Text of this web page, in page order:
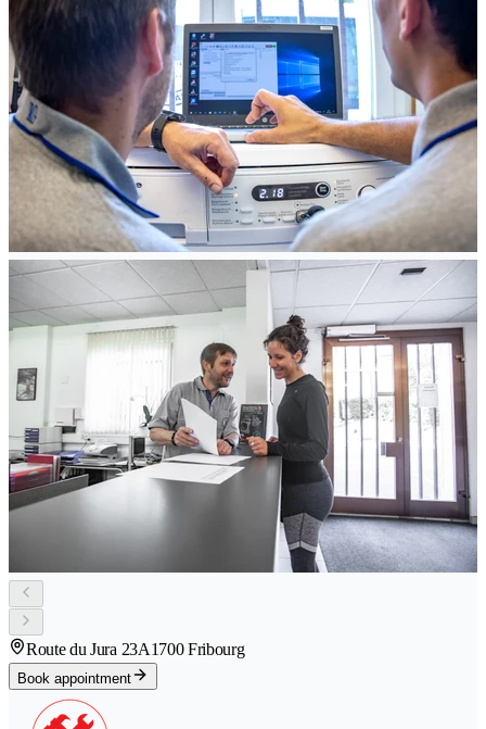
Route du Jura 23A1700 Fribourg
Book appointment